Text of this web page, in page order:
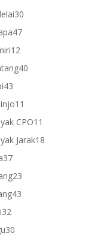
products
3030
4747
1212
products
4040
4343
products
11
products
CPO11
products
Jarak1818
3737
products
2323
4343
3232
products
3030